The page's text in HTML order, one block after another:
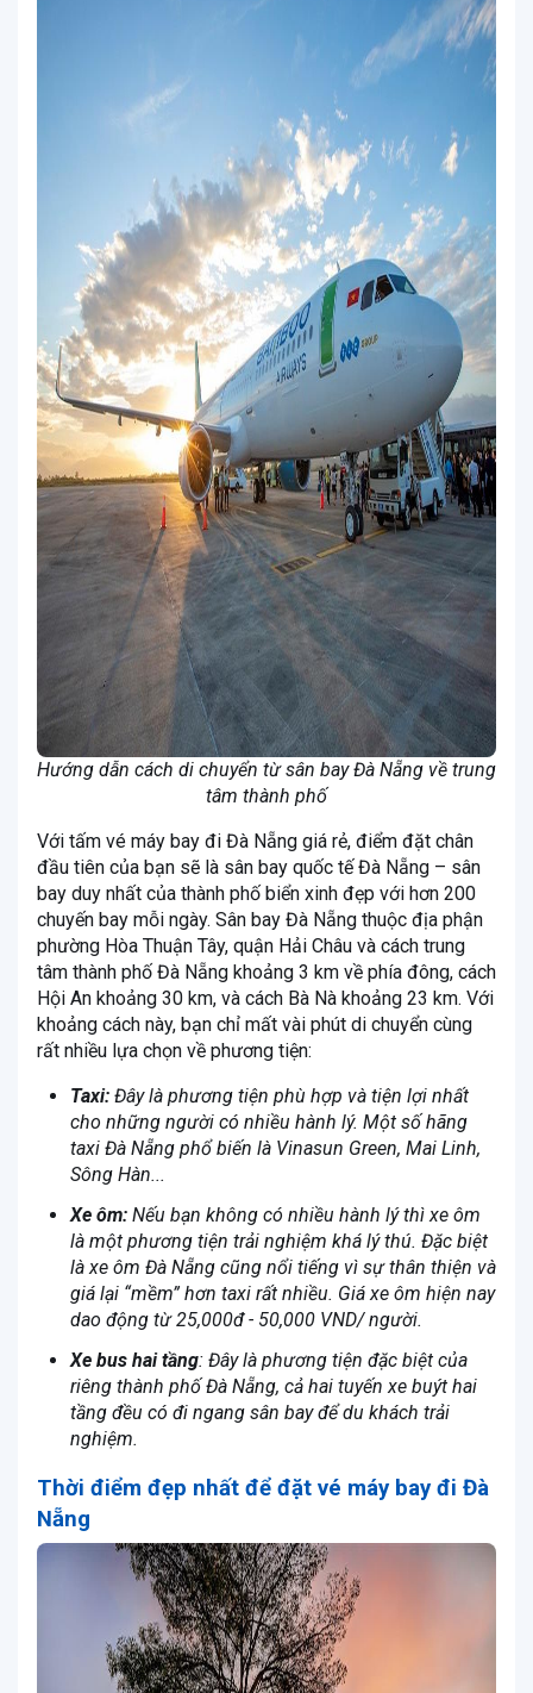
Hướng dẫn cách di chuyển từ sân bay Đà Nẵng về trung
tâm thành phố
Với tấm vé máy bay đi Đà Nẵng giá rẻ, điểm đặt chân
đầu tiên của bạn sẽ là sân bay quốc tế Đà Nẵng – sân
bay duy nhất của thành phố biển xinh đẹp với hơn 200
chuyến bay mỗi ngày. Sân bay Đà Nẵng thuộc địa phận
phường Hòa Thuận Tây, quận Hải Châu và cách trung
tâm thành phố Đà Nẵng khoảng 3 km về phía đông, cách
Hội An khoảng 30 km, và cách Bà Nà khoảng 23 km. Với
khoảng cách này, bạn chỉ mất vài phút di chuyển cùng
rất nhiều lựa chọn về phương tiện:
Taxi: Đây là phương tiện phù hợp và tiện lợi nhất
cho những người có nhiều hành lý. Một số hãng
taxi Đà Nẵng phổ biến là Vinasun Green, Mai Linh,
Sông Hàn...
Xe ôm: Nếu bạn không có nhiều hành lý thì xe ôm
là một phương tiện trải nghiệm khá lý thú. Đặc biệt
là xe ôm Đà Nẵng cũng nổi tiếng vì sự thân thiện và
giá lại “mềm” hơn taxi rất nhiều. Giá xe ôm hiện nay
dao động từ 25,000đ - 50,000 VND/ người.
Xe bus hai tầng: Đây là phương tiện đặc biệt của
riêng thành phố Đà Nẵng, cả hai tuyến xe buýt hai
tầng đều có đi ngang sân bay để du khách trải
nghiệm.
Thời điểm đẹp nhất để đặt vé máy bay đi Đà
Nẵng